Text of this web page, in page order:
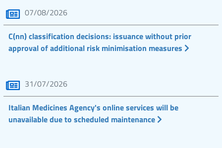
07/08/2026
C(nn) classification decisions: issuance without prior
approval of additional risk minimisation measures
31/07/2026
Italian Medicines Agency's online services will be
unavailable due to scheduled maintenance